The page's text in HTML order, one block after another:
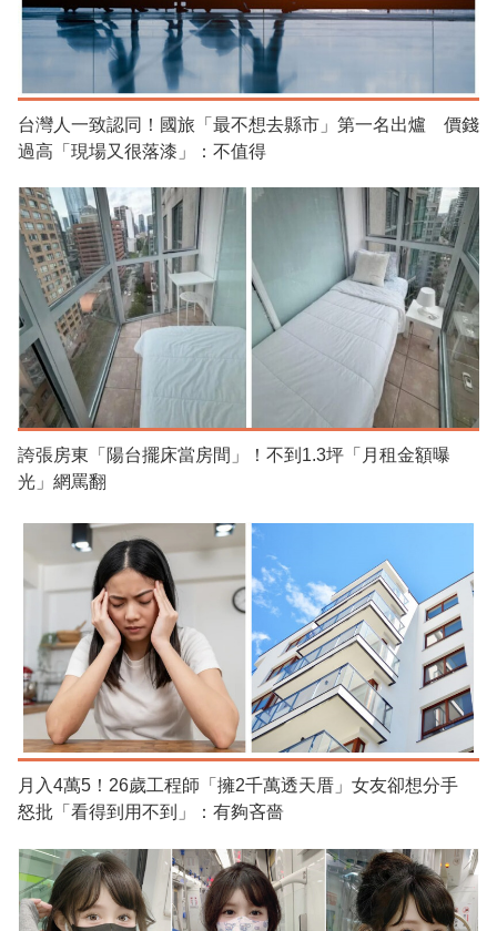
台灣人一致認同！國旅「最不想去縣市」第一名出爐 價錢
過高「現場又很落漆」：不值得
誇張房東「陽台擺床當房間」！不到1.3坪「月租金額曝
光」網罵翻
月入4萬5！26歲工程師「擁2千萬透天厝」女友卻想分手
怒批「看得到用不到」：有夠吝嗇